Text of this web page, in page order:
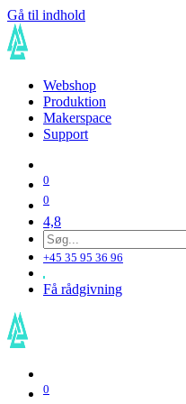
Gå til indhold
Webshop
Produktion
Makerspace
Support
0
0
4,8
+45 35 95 36 96
Få rådgivning
0